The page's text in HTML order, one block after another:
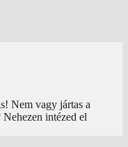
Nem vagy jártas a
intézed el